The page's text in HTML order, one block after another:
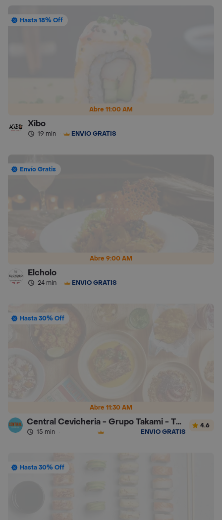
Abre 11:00 AM
Hasta 18% Off
Xibo
19 min · ENVÍO GRATIS
Abre 9:00 AM
Envío Gratis
Elcholo
24 min · ENVÍO GRATIS
Abre 11:30 AM
Hasta 30% Off
Central Cevicheria - Grupo Takami - Turbo
15 min · ENVÍO GRATIS
4.6
Hasta 30% Off